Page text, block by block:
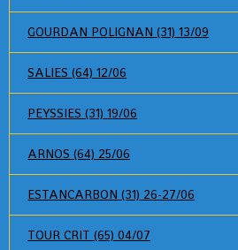
GOURDAN POLIGNAN (31) 13/09
SALIES (64) 12/06
PEYSSIES (31) 19/06
ARNOS (64) 25/06
ESTANCARBON (31) 26-27/06
TOUR CRIT (65) 04/07